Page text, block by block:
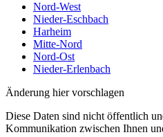
Nord-West
Nieder-Eschbach
Harheim
Mitte-Nord
Nord-Ost
Nieder-Erlenbach
Änderung hier vorschlagen
Diese Daten sind nicht öffentlich
Kommunikation zwischen Ihnen